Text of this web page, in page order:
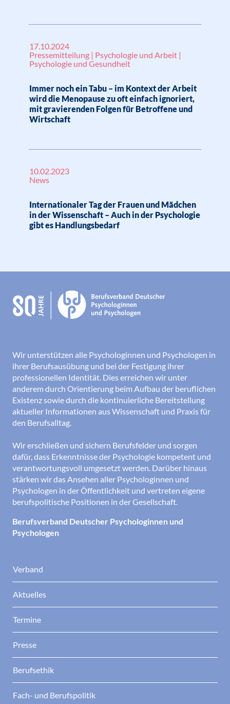
17.10.2024
Pressemitteilung | Psychologie und Arbeit |
Psychologie und Gesundheit
Immer noch ein Tabu – im Kontext der Arbeit
wird die Menopause zu oft einfach ignoriert,
mit gravierenden Folgen für Betroffene und
Wirtschaft
10.02.2023
News
Internationaler Tag der Frauen und Mädchen
in der Wissenschaft – Auch in der Psychologie
gibt es Handlungsbedarf
Wir unterstützen alle Psychologinnen und Psychologen in
ihrer Berufsausübung und bei der Festigung ihrer
professionellen Identität. Dies erreichen wir unter
anderem durch Orientierung beim Aufbau der beruflichen
Existenz sowie durch die kontinuierliche Bereitstellung
aktueller Informationen aus Wissenschaft und Praxis für
den Berufsalltag.
Wir erschließen und sichern Berufsfelder und sorgen
dafür, dass Erkenntnisse der Psychologie kompetent und
verantwortungsvoll umgesetzt werden. Darüber hinaus
stärken wir das Ansehen aller Psychologinnen und
Psychologen in der Öffentlichkeit und vertreten eigene
berufspolitische Positionen in der Gesellschaft.
Berufsverband Deutscher Psychologinnen und
Psychologen
Verband
Aktuelles
Termine
Presse
Berufsethik
Fach- und Berufspolitik